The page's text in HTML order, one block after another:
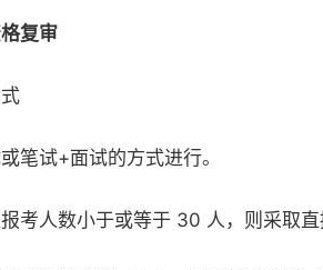
复审
笔试+面试的方式进行。
考人数小于或等于 30 人，则采取